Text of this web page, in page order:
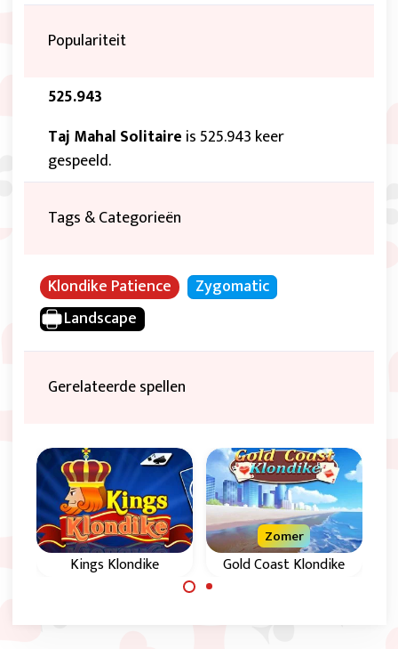
Populariteit
525.943
Taj Mahal Solitaire is 525.943 keer
gespeeld.
Tags & Categorieën
Klondike Patience
Zygomatic
Landscape
Gerelateerde spellen
Kings Klondike Gold Coast Klondike
Zomer
in 5 oplopende